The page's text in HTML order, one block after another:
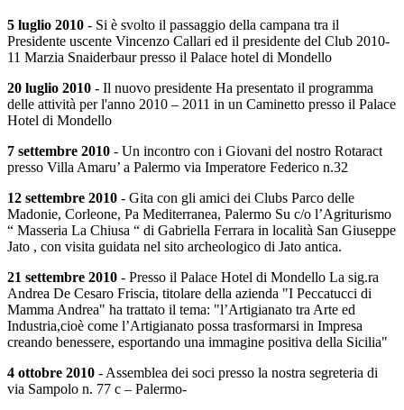
5 luglio 2010 - Si è svolto il passaggio della campana tra il
Presidente uscente Vincenzo Callari ed il presidente del Club 2010-
11 Marzia Snaiderbaur presso il Palace hotel di Mondello
20 luglio 2010 - Il nuovo presidente Ha presentato il programma
delle attività per l'anno 2010 – 2011 in un Caminetto presso il Palace
Hotel di Mondello
7 settembre 2010 - Un incontro con i Giovani del nostro Rotaract
presso Villa Amaru’ a Palermo via Imperatore Federico n.32
12 settembre 2010 - Gita con gli amici dei Clubs Parco delle
Madonie, Corleone, Pa Mediterranea, Palermo Su c/o l’Agriturismo
“ Masseria La Chiusa “ di Gabriella Ferrara in località San Giuseppe
Jato , con visita guidata nel sito archeologico di Jato antica.
21 settembre 2010 - Presso il Palace Hotel di Mondello La sig.ra
Andrea De Cesaro Friscia, titolare della azienda "I Peccatucci di
Mamma Andrea" ha trattato il tema: "l’Artigianato tra Arte ed
Industria,cioè come l’Artigianato possa trasformarsi in Impresa
creando benessere, esportando una immagine positiva della Sicilia"
4 ottobre 2010 - Assemblea dei soci presso la nostra segreteria di
via Sampolo n. 77 c – Palermo-